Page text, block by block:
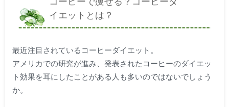
イエットとは？
最近注目されているコーヒーダイエット。
アメリカでの研究が進み、発表されたコーヒーのダイエッ
ト効果を耳にしたことがある人も多いのではないでしょう
か。